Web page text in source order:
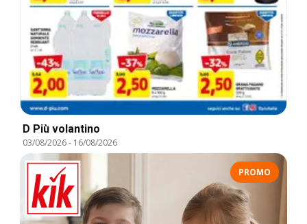
D Più volantino
03/08/2026- 16/08/2026
PROMO